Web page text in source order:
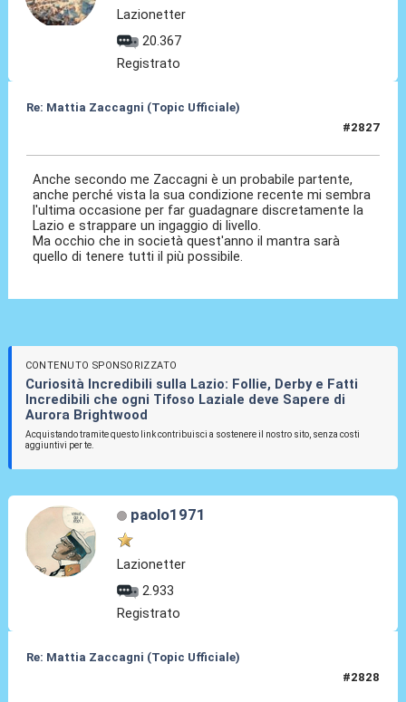
Lazionetter
20.367
Registrato
Re: Mattia Zaccagni (Topic Ufficiale)
#2827
Anche secondo me Zaccagni è un probabile partente,
anche perché vista la sua condizione recente mi sembra
l'ultima occasione per far guadagnare discretamente la
Lazio e strappare un ingaggio di livello.
Ma occhio che in società quest'anno il mantra sarà
quello di tenere tutti il più possibile.
CONTENUTO SPONSORIZZATO
Curiosità Incredibili sulla Lazio: Follie, Derby e Fatti
Incredibili che ogni Tifoso Laziale deve Sapere di
Aurora Brightwood
Acquistando tramite questo link contribuisci a sostenere il nostro sito, senza costi
aggiuntivi per te.
paolo1971
Lazionetter
2.933
Registrato
Re: Mattia Zaccagni (Topic Ufficiale)
#2828